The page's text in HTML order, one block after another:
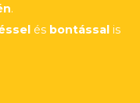
.
és bontással is